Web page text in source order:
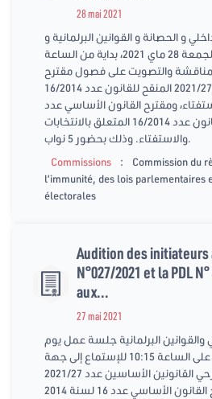
28 mai 2021
و الحصانة و القوانين البرلمانية و
القوانين الانتخابية، يوم الجمعة 28 ماي 2021، بداية من الساعة
للمناقشة والتصويت على فصول مقترح
القانون الأساسي عدد 2021/27 المنقح للقانون عدد 16/2014
ومقترح القانون الأساسي عدد
2020/47 المنقح للقانون عدد 16/2014 المتعلق بالانتخابات
والاستفتاء. وذلك بحضور 5 نواب.
Commissions
:
Commission du
l’immunité, des lois parlementaires
électorales
Audition des initiateurs
N°027/2021 et la PDL
aux...
27 mai 2021
والقوانين البرلمانية جلسة عمل يوم
الخميس 27 ماي 2021 على الساعة 10:15 للإستماع إلى جهة
المبادرة حول مقترحي القانونين الأساسين عدد 2021/27
و2020/47 يتعلقان بتنقيح القانون الأساسي عدد 16 لسنة 2014